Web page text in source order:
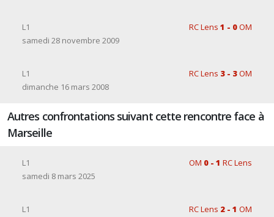
L1 RC Lens 1 - 0OM
samedi 28 novembre 2009
L1 RC Lens 3 - 3OM
dimanche 16 mars 2008
Autres confrontations suivant cette rencontre face à
Marseille
L1 OM 0 - 1 RC Lens
samedi 8 mars 2025
L1 RC Lens 2 - 1 OM